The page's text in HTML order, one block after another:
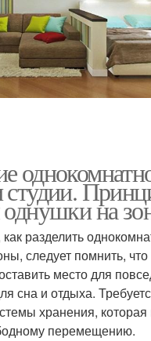
студии.
однушки на
разделить
следует помнить,
место для
сна и отдыха.
хранения, которая
перемещению.